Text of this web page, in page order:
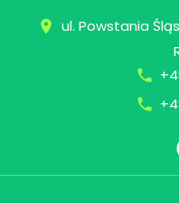
place ul. Powstania
call
call